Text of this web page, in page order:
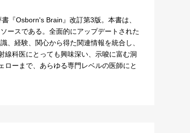
『Osborn's Brain』改訂第3版。本書は、
ースである。全面的にアップデートされた
、経験、関心から得た関連情報を統合し、
線科医にとっても興味深い、示唆に富む洞
ーまで、あらゆる専門レベルの医師にと